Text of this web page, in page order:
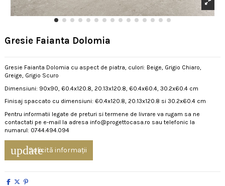
Gresie Faianta Dolomia
Gresie Faianta Dolomia cu aspect de piatra, culori: Beige, Grigio Chiaro,
Greige, Grigio Scuro
Dimensiuni: 90x90, 60.4x120.8, 20.13x120.8, 60.4x60.4, 30.2x60.4 cm
Finisaj spaccato cu dimensiuni: 60.4x120.8, 20.13x120.8 si 30.2x60.4 cm
Pentru informatii legate de preturi si termene de livrare va rugam sa ne
contactati pe e-mail la adresa info@progettocasa.ro sau telefonic la
numarul: 0744.494.094
updateSolicită informații